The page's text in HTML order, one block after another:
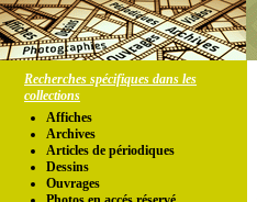
Recherches spécifiques dans les
collections
Affiches
Archives
Articles de périodiques
Dessins
Ouvrages